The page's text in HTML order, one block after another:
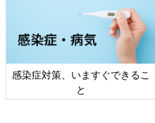
母屋の屋根裏で。「かやにこの家の歴
二拠点生活をスタートしてか
俊希さんは、WEBマーケティ
の棟梁に教えてもらいながら
準備に追われました
感染症対策、いますぐできるこ
と